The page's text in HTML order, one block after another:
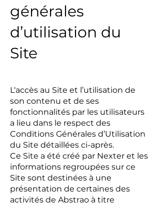
générales
d’utilisation du
Site
L‘accès au Site et l’utilisation de
son contenu et de ses
fonctionnalités par les utilisateurs
a lieu dans le respect des
Conditions Générales d’Utilisation
du Site détaillées ci-après.
Ce Site a été créé par Nexter et les
informations regroupées sur ce
Site sont destinées à une
présentation de certaines des
activités de Abstrao à titre